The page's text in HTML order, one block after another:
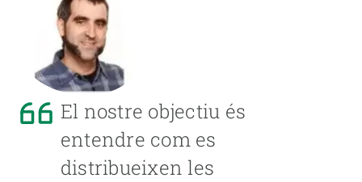
El nostre objectiu és
entendre com es
distribueixen les